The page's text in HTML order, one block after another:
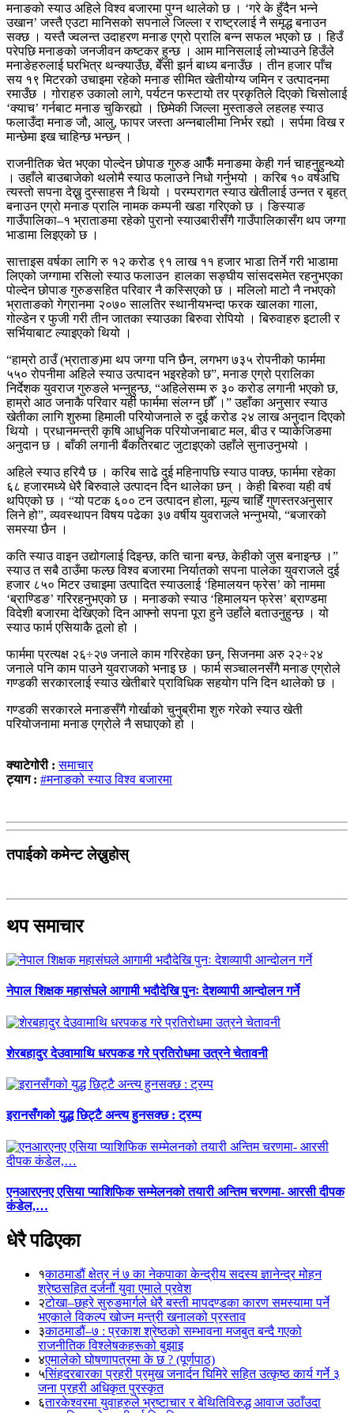
मनाङको स्याउ अहिले विश्व बजारमा पुग्न थालेको छ । ‘गरे के हुँदैन भन्ने
उखान’ जस्तै एउटा मानिसको सपनाले जिल्ला र राष्ट्रलाई नै समृद्ध बनाउन
सक्छ । यस्तै ज्वलन्त उदाहरण मनाङ एग्रो प्रालि बन्न सफल भएको छ । हिउँ
परेपछि मनाङको जनजीवन कष्टकर हुन्छ । आम मानिसलाई लोभ्याउने हिउँले
मनाङेहरुलाई घरभित्र थन्क्याउँछ, बेँसी झर्न बाध्य बनाउँछ । तीन हजार पाँच
सय १९ मिटरको उचाइमा रहेको मनाङ सीमित खेतीयोग्य जमिन र उत्पादनमा
रमाउँछ । गोराहरु उकालो लागे, पर्यटन फस्टायो तर प्रकृतिले दिएको चिसोलाई
‘क्याच’ गर्नबाट मनाङ चुकिरह्यो । छिमेकी जिल्ला मुस्ताङले लहलह स्याउ
फलाउँदा मनाङ जौ, आलु, फापर जस्ता अन्नबालीमा निर्भर रह्यो । सर्पमा विख र
मान्छेमा इख चाहिन्छ भन्छन् ।
राजनीतिक चेत भएका पोल्देन छोपाङ गुरुङ आफैँ मनाङमा केही गर्न चाहनुहुन्थ्यो
। उहाँले बाउबाजेको थलोमै स्याउ फलाउने निधो गर्नुभयो । करिब १० वर्षअघि
त्यस्तो सपना देख्नु दुस्साहस नै थियो । परम्परागत स्याउ खेतीलाई उन्नत र बृहत्
बनाउन एग्रो मनाङ प्रालि नामक कम्पनी खडा गरिएको छ । ङिस्याङ
गाउँपालिका–१ भ्राताङमा रहेको पुरानो स्याउबारीसँगै गाउँपालिकासँग थप जग्गा
भाडामा लिइएको छ ।
सात्ताइस वर्षका लागि रु १२ करोड ९१ लाख ११ हजार भाडा तिर्ने गरी भाडामा
लिएको जग्गामा रसिलो स्याउ फलाउन हालका सङ्घीय सांसदसमेत रहनुभएका
पोल्देन छोपाङ गुरुङसहित परिवार नै कस्सिएको छ । मलिलो माटो नै नभएको
भ्राताङको गेग्रानमा २०७० सालतिर स्थानीयभन्दा फरक खालका गाला,
गोल्डेन र फुजी गरी तीन जातका स्याउका बिरुवा रोपियो । बिरुवाहरु इटाली र
सर्भियाबाट ल्याइएको थियो ।
“हाम्रो ठाउँ (भ्राताङ)मा थप जग्गा पनि छैन, लगभग ७३५ रोपनीको फार्ममा
५५० रोपनीमा अहिले स्याउ उत्पादन भइरहेको छ”, मनाङ एग्रो प्रालिका
निर्देशक युवराज गुरुङले भन्नुहुन्छ, “अहिलेसम्म रु ३० करोड लगानी भएको छ,
हाम्रो आठ जनाकै परिवार यही फार्ममा संलग्न छौँ ।” उहाँका अनुसार स्याउ
खेतीका लागि शुरुमा हिमाली परियोजनाले रु दुई करोड २४ लाख अनुदान दिएको
थियो । प्रधानमन्त्री कृषि आधुनिक परियोजनाबाट मल, बीउ र प्याकेजिङमा
अनुदान छ । बाँकी लगानी बैंकतिरबाट जुटाइएको उहाँले सुनाउनुभयो ।
अहिले स्याउ हरियै छ । करिब साढे दुई महिनापछि स्याउ पाक्छ, फार्ममा रहेका
६८ हजारमध्ये धेरै बिरुवाले उत्पादन दिन थालेका छन् । केही बिरुवा यही वर्ष
थपिएको छ । “यो पटक ६०० टन उत्पादन होला, मूल्य चाहिँ गुणस्तरअनुसार
लिने हो”, व्यवस्थापन विषय पढेका ३७ वर्षीय युवराजले भन्नुभयो, “बजारको
समस्या छैन ।
कति स्याउ वाइन उद्योगलाई दिइन्छ, कति चाना बन्छ, केहीको जुस बनाइन्छ ।”
स्याउ त सबै ठाउँमा फल्छ विश्व बजारमा निर्यातको सपना पालेका युवराजले दुई
हजार ८५० मिटर उचाइमा उत्पादित स्याउलाई ‘हिमालयन फ्रेस’ को नाममा
‘ब्राण्डिङ’ गरिरहनुभएको छ । मनाङको स्याउ ‘हिमालयन फ्रेस’ ब्राण्डमा
विदेशी बजारमा देखिएको दिन आफ्नो सपना पूरा हुने उहाँले बताउनुहुन्छ । यो
स्याउ फार्म एसियाकै ठूलो हो ।
फार्ममा प्रत्यक्ष २६÷२७ जनाले काम गरिरहेका छन्, सिजनमा अरु २२÷२४
जनाले पनि काम पाउने युवराजको भनाइ छ । फार्म सञ्चालनसँगै मनाङ एग्रोले
गण्डकी सरकारलाई स्याउ खेतीबारे प्राविधिक सहयोग पनि दिन थालेको छ ।
गण्डकी सरकारले मनाङसँगै गोर्खाको चुनुब्रीमा शुरु गरेको स्याउ खेती
परियोजनामा मनाङ एग्रोले नै सघाएको हो ।
क्याटेगोरी :समाचार
ट्याग : #मनाङको स्याउ विश्व बजारमा
तपाईको कमेन्ट लेख्नुहोस्
थप समाचार
नेपाल शिक्षक महासंघले आगामी भदौदेखि पुनः देशव्यापी आन्दोलन गर्ने
शेरबहादुर देउवामाथि धरपकड गरे प्रतिरोधमा उत्रने चेतावनी
इरानसँगको युद्ध छिट्टै अन्त्य हुनसक्छ : ट्रम्प
एनआरएनए एसिया प्याशिफिक सम्मेलनको तयारी अन्तिम चरणमा- आरसी दीपक
कंडेल,…
धेरै पढिएका
१काठमाडौं क्षेत्र नं ७ का नेकपाका केन्द्रीय सदस्य ज्ञानेन्द्र मोहन
श्रेष्ठसहित दर्जनौं युवा एमाले प्रवेश
२टोखा–छहरे सुरुङमार्गले धेरै बस्ती मापदण्डका कारण समस्यामा पर्ने
भएकाले विकल्प खोज्न मन्त्री खनालको प्रस्ताव
३काठमाडौं–७ : प्रकाश श्रेष्ठको सम्भावना मजबुत बन्दै गएको
राजनीतिक विश्लेषकहरूको बुझाइ
४एमालेको घोषणापत्रमा के छ ? (पूर्णपाठ)
५सिंहदरबारका प्रहरी प्रमुख जनार्दन घिमिरे सहित उत्कृष्ठ कार्य गर्ने ३
जना प्रहरी अधिकृत पुरस्कृत
६तारकेश्वरमा युवाहरुले भ्रष्टाचार र बेथितिविरुद्ध आवाज उठाँउदा